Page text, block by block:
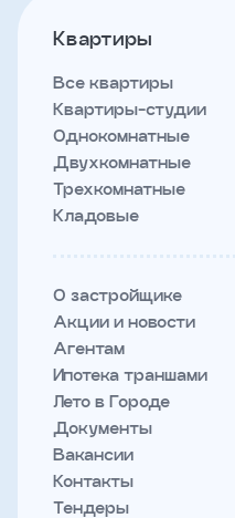
Квартиры
Все квартиры
Квартиры-студии
Однокомнатные
Двухкомнатные
Трехкомнатные
Кладовые
О застройщике
Акции и новости
Агентам
Ипотека траншами
Лето в Городе
Документы
Вакансии
Контакты
Тендеры